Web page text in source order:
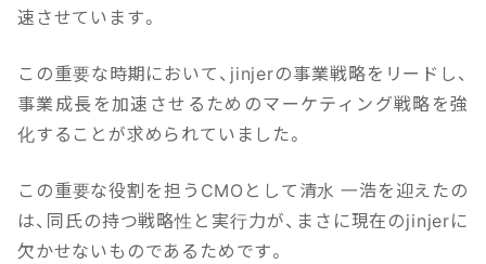
速させています。
この重要な時期において、jinjerの事業戦略をリードし、
事業成長を加速させるためのマーケティング戦略を強
化することが求められていました。
この重要な役割を担うCMOとして清水 一浩を迎えたの
は、同氏の持つ戦略性と実行力が、まさに現在のjinjerに
欠かせないものであるためです。